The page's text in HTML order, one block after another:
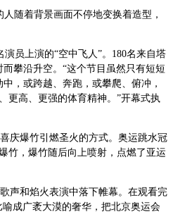
人随着背景画面不停地变换着造型，
演员上演的“空中飞人”。 180名来自塔
攀沿升空。“这个节目虽然只有短短
，或跨越、奔跑，或攀爬、俯冲，
更高、更强的体育精神。”开幕式执
庆爆竹引燃圣火的方式。奥运跳水冠
竹，爆竹随后向上喷射，点燃了亚运
声和焰火表演中落下帷幕。在观看完
成广袤大漠的奢华，把北京奥运会